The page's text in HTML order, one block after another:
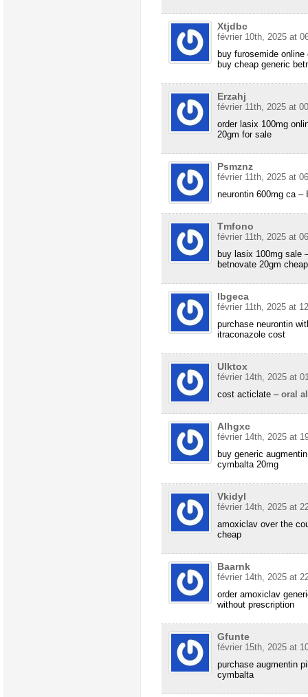
Xtjdbc
février 10th, 2025 at
buy furosemide
buy cheap generic
Erzahj
février 11th, 2025 at
order lasix 100mg
20gm for sale
Psmznz
février 11th, 2025 at
neurontin 600mg ca –
Tmfono
février 11th, 2025 at
buy lasix 100mg sale
betnovate 20gm cheap
Ibgeca
février 11th, 2025 at
purchase neurontin
itraconazole cost
Ulktox
février 14th, 2025 at
cost acticlate – oral
Alhgxc
février 14th, 2025 at
buy generic
cymbalta 20mg
Vkidyl
février 14th, 2025 at
amoxiclav over the
cheap
Baarnk
février 14th, 2025 at
order amoxiclav
without prescription
Gfunte
février 15th, 2025 at
purchase augmentin
cymbalta